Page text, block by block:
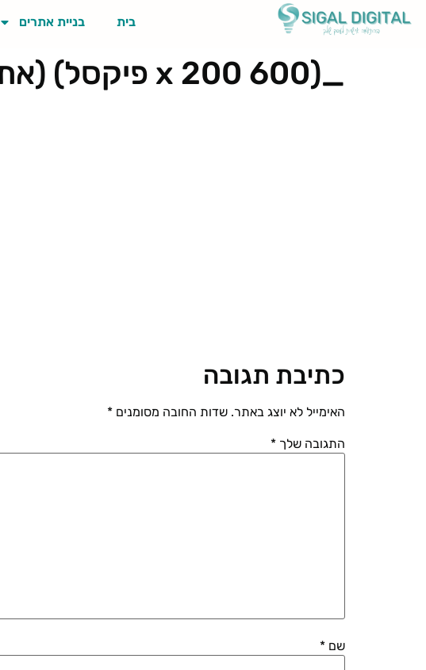
בית בניית אתרים
_(600 x 200 פיקסל) (אתר אינטרנט)
כתיבת תגובה
האימייל לא יוצג באתר. שדות החובה מסומנים *
התגובה שלך *
שם *